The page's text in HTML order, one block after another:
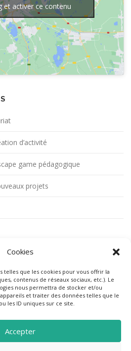
Cookies
telles que les cookies pour vous offrir la
contenus de réseaux sociaux, etc.). Le
nous permettra de stocker et/ou
et traiter des données telles que le
les ID uniques sur ce site.
Accepter
et activer ce contenu
d’activité
game pédagogique
projets
CAE Grands Ensemble
- Propulsé par Wordpress &